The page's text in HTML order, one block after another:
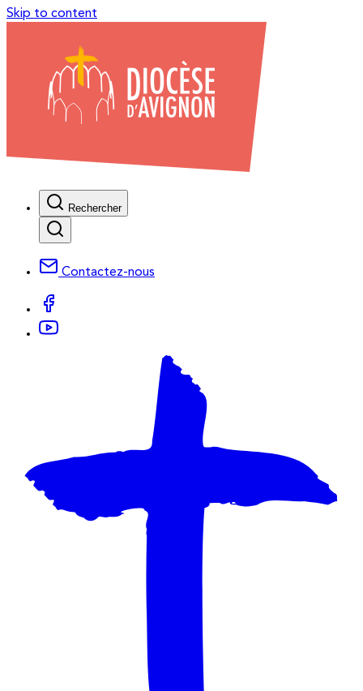
Skip to content
Rechercher
Contactez-nous